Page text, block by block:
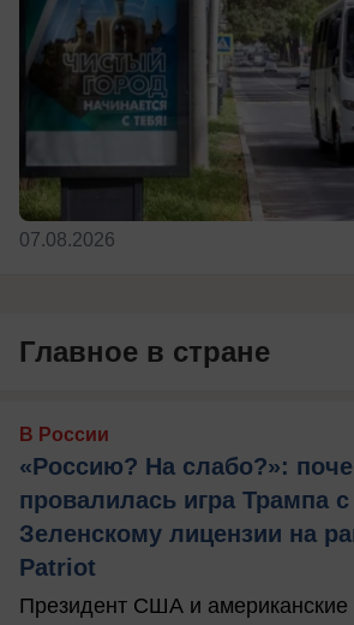
07.08.2026
Главное в стране
В России
«Россию? На слабо?»:
провалилась игра Трампа
Зеленскому лицензии на
Patriot
Президент США и американские